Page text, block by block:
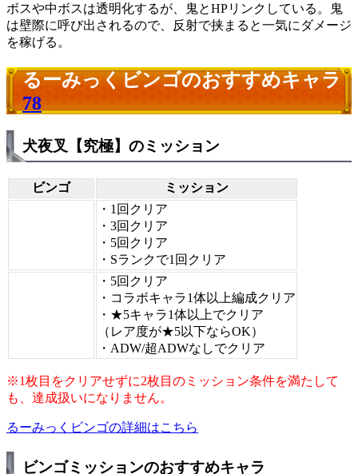
ボスや中ボスは透明化するが、鬼とHPリンクしている。鬼
は壁際に呼び出されるので、反射で挟まると一気にダメージ
を稼げる。
るーみっくビンゴのおすすめキャラ
78
犬夜叉【究極】のミッション
ビンゴ
ミッション
・1回クリア
・3回クリア
・5回クリア
・Sランクで1回クリア
・5回クリア
・コラボキャラ1体以上編成クリア
・★5キャラ1体以上でクリア
（レア度が★5以下ならOK）
・ADW/超ADWなしでクリア
※1枚目をクリアせずに2枚目のミッション条件を満たして
も、達成扱いになりません。
るーみっくビンゴの詳細はこちら
ビンゴミッションのおすすめキャラ